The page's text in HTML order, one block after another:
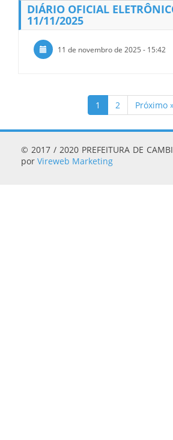
DIÁRIO OFICIAL
11/11/2025
11 de novembro de 2025 - 15:42
1 2 Próximo
© 2017 / 2020 PREFEITURA DE
por Vireweb Marketing